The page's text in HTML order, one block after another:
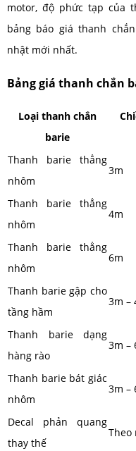
motor, độ phức tạp của
bảng báo giá thanh
nhật mới nhất.
Bảng giá thanh chắn
Loại thanh chắn
barie
Thanh barie thẳng
nhôm
3m
Thanh barie thẳng
nhôm
4m
Thanh barie thẳng
nhôm
6m
Thanh barie gập cho
tầng hầm
3m –
Thanh barie dạng
hàng rào
3m –
Thanh barie bát giác
nhôm
3m –
Decal phản quang
thay thế
Theo